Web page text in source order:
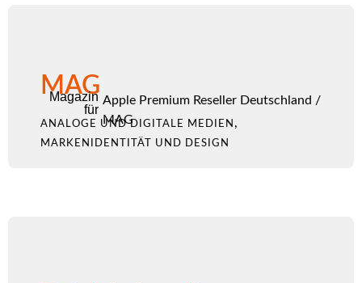
MAG
Magazin
für
Apple Premium Reseller Deutschland /
MAG
ANALOGE UND DIGITALE MEDIEN ,
MARKENIDENTITÄT UND DESIGN